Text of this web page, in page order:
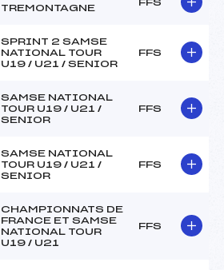
TREMONTAGNE
FFS
SPRINT 2 SAMSE
NATIONAL TOUR
U19 / U21 / SENIOR
FFS
SAMSE NATIONAL
TOUR U19 / U21 /
SENIOR
FFS
SAMSE NATIONAL
TOUR U19 / U21 /
SENIOR
FFS
CHAMPIONNATS DE
FRANCE ET SAMSE
NATIONAL TOUR
U19 / U21
FFS